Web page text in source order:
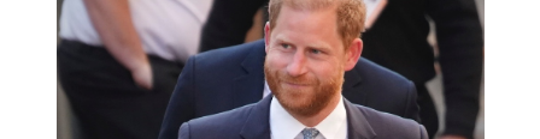
activo de la familia real